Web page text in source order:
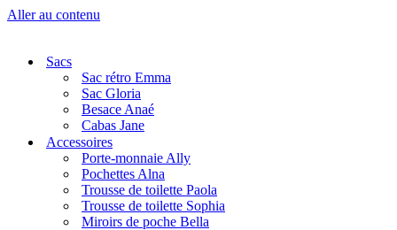
Aller au contenu
Sacs
Sac rétro Emma
Sac Gloria
Besace Anaé
Cabas Jane
Accessoires
Porte-monnaie Ally
Pochettes Alna
Trousse de toilette Paola
Trousse de toilette Sophia
Miroirs de poche Bella